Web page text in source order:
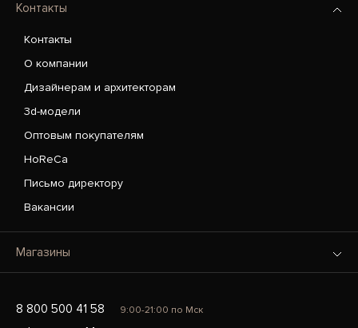
Контакты
Контакты
О компании
Дизайнерам и архитекторам
3d-модели
Оптовым покупателям
HoReCa
Письмо директору
Вакансии
Магазины
8 800 500 41 58 9:00-21:00 по Мск